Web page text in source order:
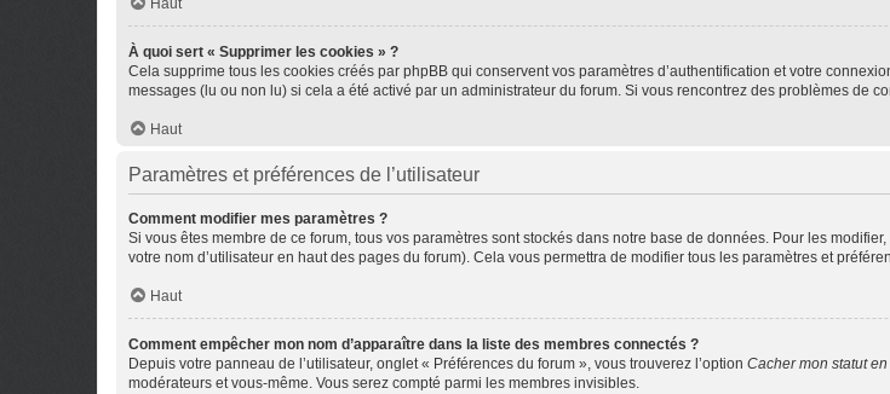
Haut
À quoi sert « Supprimer les cookies » ?
Cela supprime tous les cookies créés par phpBB qui conservent vos paramètres d’authentification et votre
messages (lu ou non lu) si cela a été activé par un administrateur du forum. Si vous rencontrez des problèmes de
Haut
Paramètres et préférences de l’utilisateur
Comment modifier mes paramètres ?
Si vous êtes membre de ce forum, tous vos paramètres sont stockés dans notre base de données. Pour les
votre nom d’utilisateur en haut des pages du forum). Cela vous permettra de modifier tous les paramètres et
Haut
Comment empêcher mon nom d’apparaître dans la liste des membres connectés ?
Depuis votre panneau de l’utilisateur, onglet « Préférences du forum », vous trouverez l’option Cacher mon statut
modérateurs et vous-même. Vous serez compté parmi les membres invisibles.